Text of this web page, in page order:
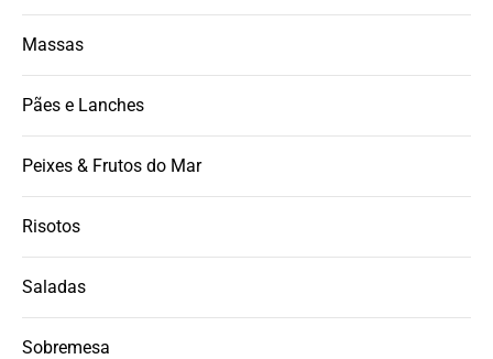
Massas
Pães e Lanches
Peixes & Frutos do Mar
Risotos
Saladas
Sobremesa